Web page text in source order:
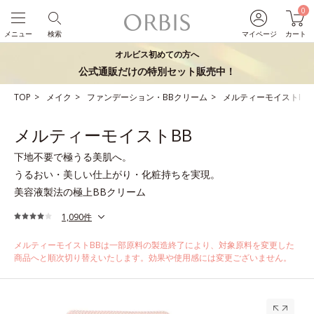
マイページ
0
カート
検索
メニュー
オルビス初めての方へ
公式通販だけの特別セット販売中！
TOP メイク ファンデーション・BBクリーム メルティーモイストBB
メルティーモイストBB
下地不要で極うる美肌へ。
うるおい・美しい仕上がり・化粧持ちを実現。
美容液製法の極上BBクリーム
1,090件
メルティーモイストBBは一部原料の製造終了により、対象原料を変更した
商品へと順次切り替えいたします。効果や使用感には変更ございません。